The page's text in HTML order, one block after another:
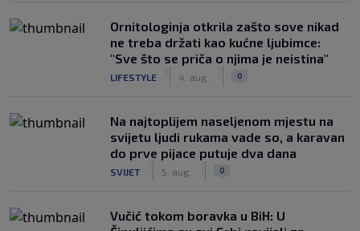
Ornitologinja otkrila zašto sove nikad
ne treba držati kao kućne ljubimce:
"Sve što se priča o njima je neistina"
LIFESTYLE 4. aug. 0
Na najtoplijem naseljenom mjestu na
svijetu ljudi rukama vade so, a karavan
do prve pijace putuje dva dana
SVIJET 5. aug. 0
Vučić tokom boravka u BiH: U